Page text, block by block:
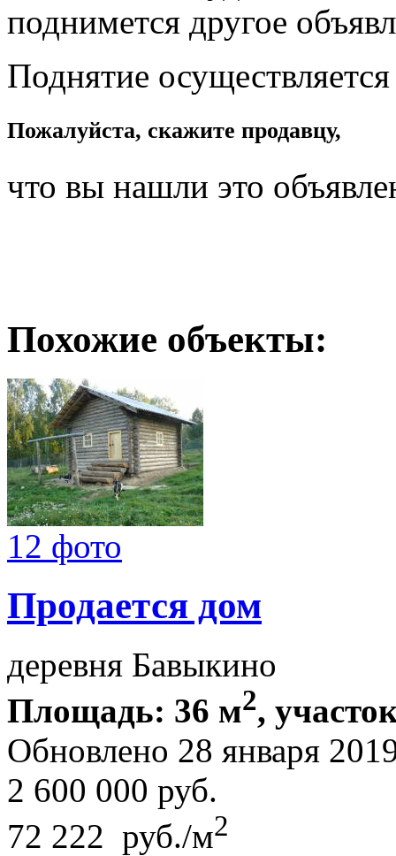
поднимется другое
Поднятие
Пожалуйста, скажите продавцу,
что вы нашли это
Похожие объекты:
12 фото
Продается дом
деревня Бавыкино
Площадь: 36 м2,
Обновлено 28 января
2 600 000 руб.
72 222 руб./м2